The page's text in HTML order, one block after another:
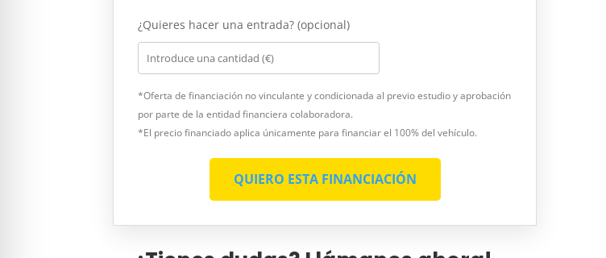
¿Quieres hacer una entrada? (opcional)
*Oferta de financiación no vinculante y condicionada al previo estudio y aprobación
por parte de la entidad financiera colaboradora.
*El precio financiado aplica únicamente para financiar el 100% del vehículo.
QUIERO ESTA FINANCIACIÓN